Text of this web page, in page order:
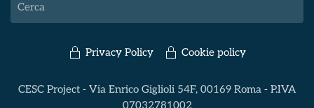
Privacy Policy Cookie policy
CESC Project - Via Enrico Giglioli 54F, 00169 Roma - P.IVA
07032781002